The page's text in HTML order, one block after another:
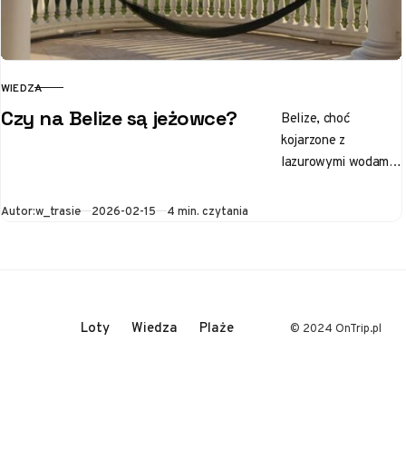
KATEGORIA
WIEDZA
Czy na Belize są jeżowce?
Belize, choć
kojarzone z
lazurowymi wodami i
Autor:w_trasie Opublikowano
2026-02-15 4 min. czytania
Loty Wiedza Plaże © 2024 OnTrip.pl